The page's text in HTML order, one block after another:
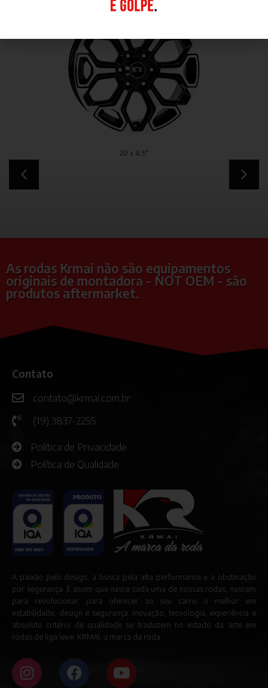
As rodas Krmai não são equipamentos
originais de montadora - NOT OEM - são
produtos aftermarket.
A paixão pelo design, a busca pela alta performance e a obstinação
por segurança. É assim que nasce cada uma de nossas rodas, nascem
para revolucionar, para oferecer ao seu carro o melhor em
estabilidade, design e segurança. Inovação, tecnologia, experiência e
absoluto critério de qualidade se traduzem no estado da arte em
rodas de liga leve. KRMAI, a marca da roda.
Contato
contato@krmai.com.br
(19) 3837-2255
Política de Privacidade
Política de Qualidade